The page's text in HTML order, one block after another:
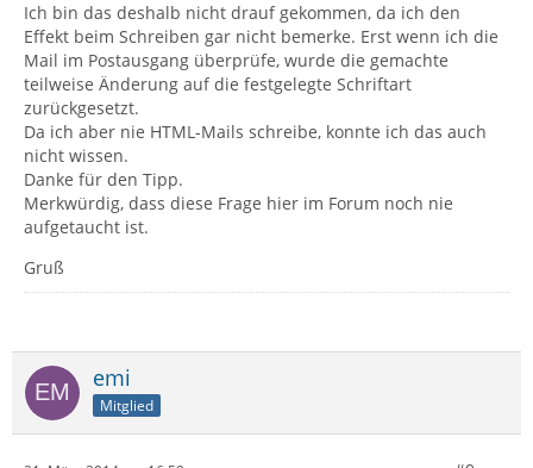
Ich bin das deshalb nicht drauf gekommen, da ich den
Effekt beim Schreiben gar nicht bemerke. Erst wenn ich die
Mail im Postausgang überprüfe, wurde die gemachte
teilweise Änderung auf die festgelegte Schriftart
zurückgesetzt.
Da ich aber nie HTML-Mails schreibe, konnte ich das auch
nicht wissen.
Danke für den Tipp.
Merkwürdig, dass diese Frage hier im Forum noch nie
aufgetaucht ist.
Gruß
emi
Mitglied